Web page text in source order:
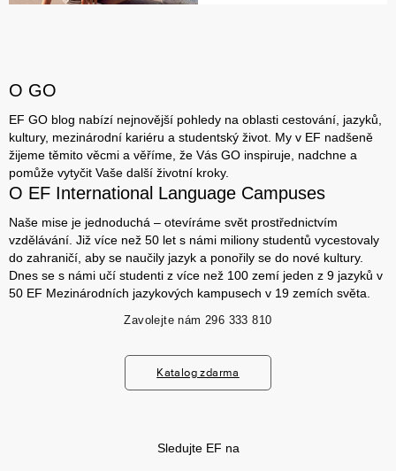
O GO
EF GO blog nabízí nejnovější pohledy na oblasti cestování, jazyků,
kultury, mezinárodní kariéru a studentský život. My v EF nadšeně
žijeme těmito věcmi a věříme, že Vás GO inspiruje, nadchne a
pomůže vytyčit Vaše další životní kroky.
O EF International Language Campuses
Naše mise je jednoduchá – otevíráme svět prostřednictvím
vzdělávání. Již více než 50 let s námi miliony studentů vycestovaly
do zahraničí, aby se naučily jazyk a ponořily se do nové kultury.
Dnes se s námi učí studenti z více než 100 zemí jeden z 9 jazyků v
50 EF Mezinárodních jazykových kampusech v 19 zemích světa.
Zavolejte nám 296 333 810
Katalog zdarma
Sledujte EF na